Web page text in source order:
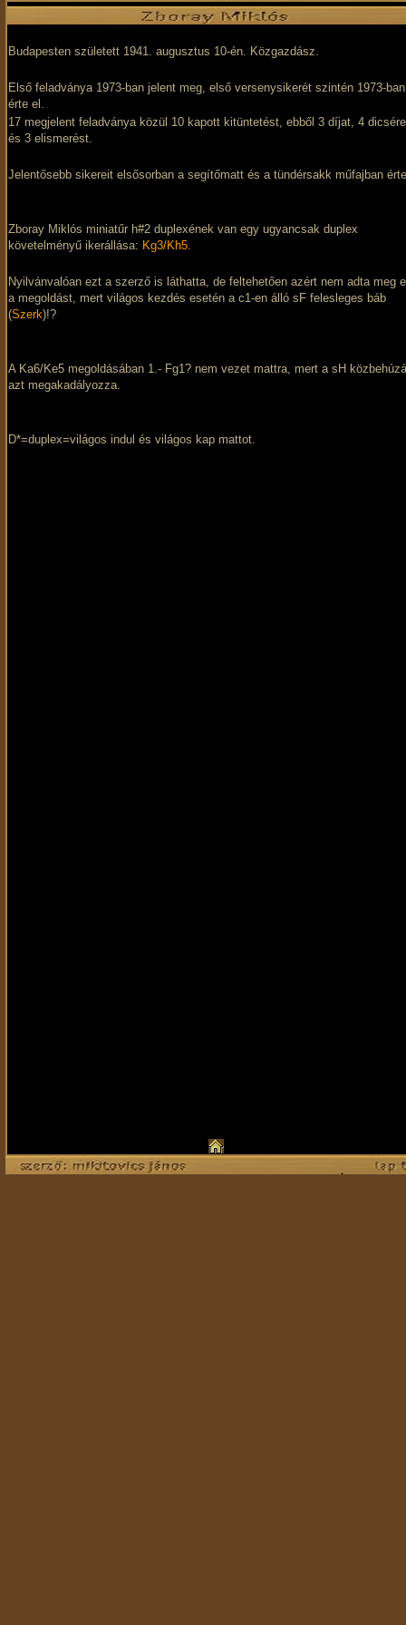
Budapesten született 1941. augusztus 10-én. Közgazdász.
Első feladványa 1973-ban jelent meg, első versenysikerét szintén 1973-ban
érte el.
17 megjelent feladványa közül 10 kapott kitüntetést, ebből 3 díjat, 4
és 3 elismerést.
Jelentősebb sikereit elsősorban a segítőmatt és a tündérsakk műfajban
Zboray Miklós miniatűr h#2 duplexének van egy ugyancsak duplex
követelményű ikerállása: Kg3/Kh5.
Nyilvánvalóan ezt a szerző is láthatta, de feltehetően azért nem adta meg
a megoldást, mert világos kezdés esetén a c1-en álló sF felesleges báb
(Szerk)!?
A Ka6/Ke5 megoldásában 1.- Fg1? nem vezet mattra, mert a sH
azt megakadályozza.
D*=duplex=világos indul és világos kap mattot.